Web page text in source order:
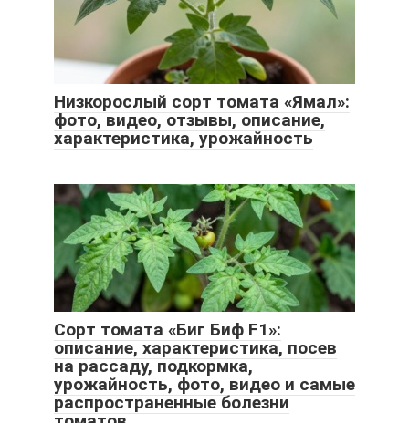
Низкорослый сорт томата «Ямал»:
фото, видео, отзывы, описание,
характеристика, урожайность
Сорт томата «Биг Биф F1»:
описание, характеристика, посев
на рассаду, подкормка,
урожайность, фото, видео и самые
распространенные болезни